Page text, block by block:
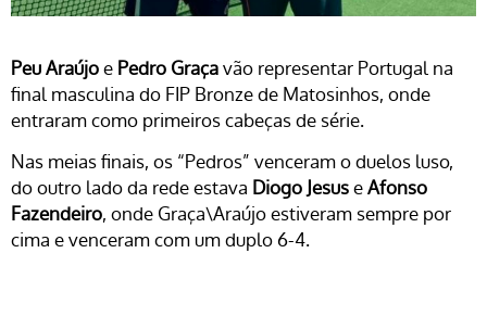
Peu Araújoe Pedro Graçavão representar Portugal na
final masculina do FIP Bronze de Matosinhos, onde
entraram como primeiros cabeças de série.
Nas meias finais, os “Pedros” venceram o duelos luso,
do outro lado da rede estava Diogo JesuseAfonso
Fazendeiro, onde Graça\Araújo estiveram sempre por
cima e venceram com um duplo 6-4.